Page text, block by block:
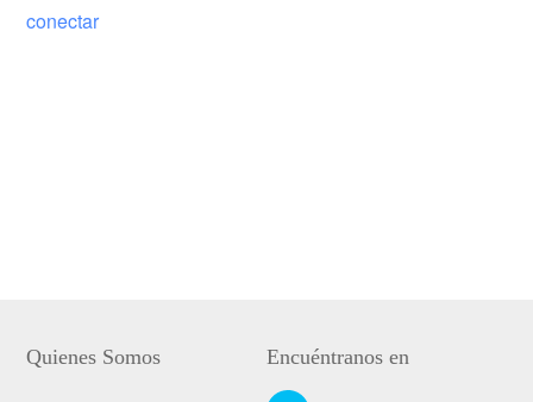
conectar
Quienes Somos Encuéntranos en